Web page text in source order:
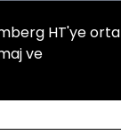
HT'ye orta
ve